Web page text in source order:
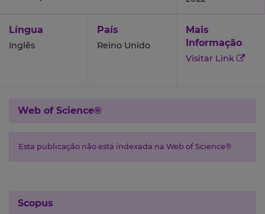
Língua
Inglês
País
Reino Unido
Mais
Informação
Visitar Link
Web of Science®
Esta publicação não está indexada na Web of Science®
Scopus